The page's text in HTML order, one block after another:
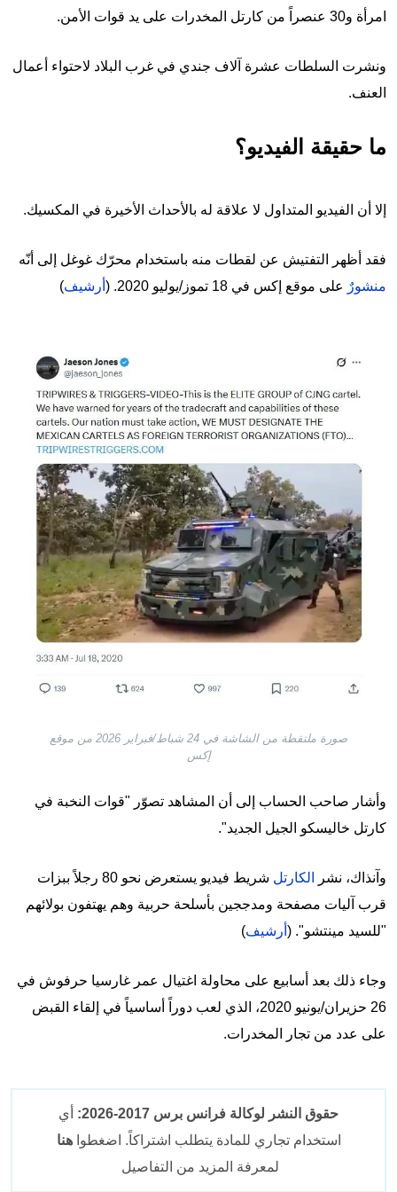
امرأة و30 عنصراً من كارتل المخدرات على يد قوات الأمن.
ونشرت السلطات عشرة آلاف جندي في غرب البلاد لاحتواء أعمال
العنف.
ما حقيقة الفيديو؟
إلا أن الفيديو المتداول لا علاقة له بالأحداث الأخيرة في المكسيك.
فقد أظهر التفتيش عن لقطات منه باستخدام محرّك غوغل إلى أنّه
منشورٌ على موقع إكس في 18 تموز/يوليو 2020. ( أرشيف)
صورة ملتقطة من الشاشة في 24 شباط/فبراير 2026 من موقع
إكس
وأشار صاحب الحساب إلى أن المشاهد تصوّر "قوات النخبة في
كارتل خاليسكو الجيل الجديد".
وآنذاك، نشر الكارتل
شريط فيديو يستعرض نحو 80 رجلاً ببزات
قرب آليات مصفحة ومدججين بأسلحة حربية وهم يهتفون بولائهم
"للسيد مينتشو". ( أرشيف)
وجاء ذلك بعد أسابيع على محاولة اغتيال عمر غارسيا حرفوش في
26 حزيران/يونيو 2020، الذي لعب دوراً أساسياً في إلقاء القبض
على عدد من تجار المخدرات.
حقوق النشر لوكالة فرانس برس 2017-2026:
أي
استخدام تجاري للمادة يتطلب اشتراكاً. اضغطواهنا
لمعرفة المزيد من التفاصيل